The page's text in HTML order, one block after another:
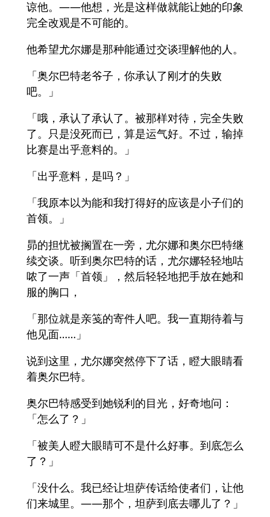
谅他。——他想，光是这样做就能让她的印象
完全改观是不可能的。
他希望尤尔娜是那种能通过交谈理解他的人。
「奥尔巴特老爷子，你承认了刚才的失败
吧。」
「哦，承认了承认了。被那样对待，完全失败
了。只是没死而已，算是运气好。不过，输掉
比赛是出乎意料的。」
「出乎意料，是吗？」
「我原本以为能和我打得好的应该是小子们的
首领。」
昴的担忧被搁置在一旁，尤尔娜和奥尔巴特继
续交谈。听到奥尔巴特的话，尤尔娜轻轻地咕
哝了一声「首领」，然后轻轻地把手放在她和
服的胸口，
「那位就是亲笺的寄件人吧。我一直期待着与
他见面……」
说到这里，尤尔娜突然停下了话，瞪大眼睛看
着奥尔巴特。
奥尔巴特感受到她锐利的目光，好奇地问：
「怎么了？」
「被美人瞪大眼睛可不是什么好事。到底怎么
了？」
「没什么。我已经让坦萨传话给使者们，让他
们来城里。——那个，坦萨到底去哪儿了？」